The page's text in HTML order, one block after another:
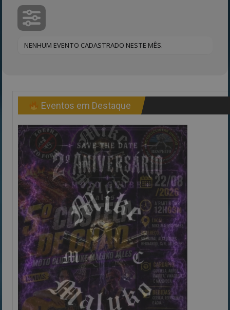
NENHUM EVENTO CADASTRADO NESTE MÊS.
Eventos em Destaque